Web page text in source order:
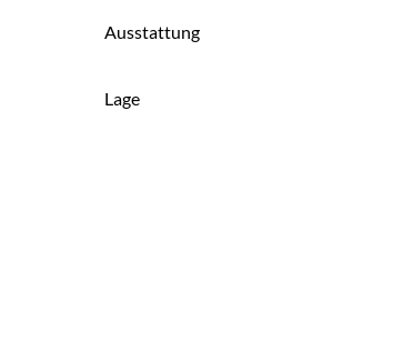
Ausstattung
Lage